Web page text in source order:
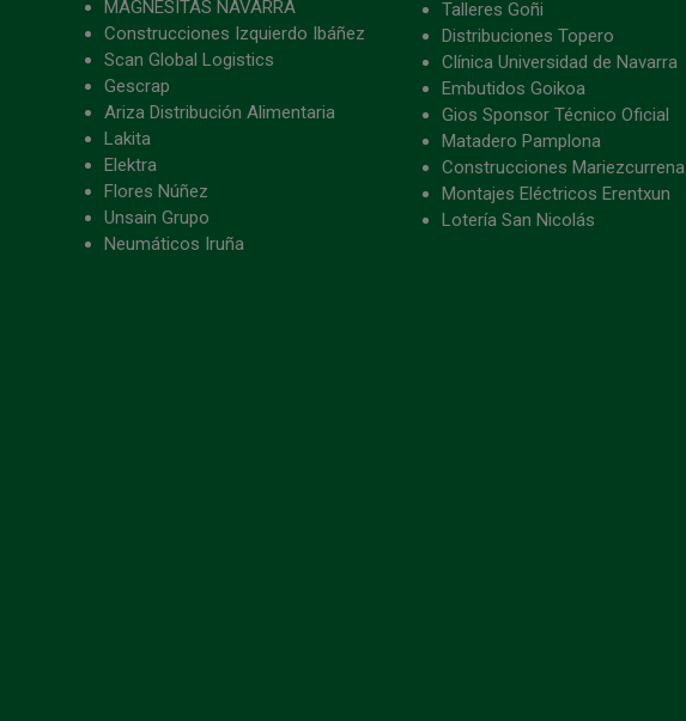
MAGNESITAS NAVARRA
Construcciones Izquierdo Ibáñez
Scan Global Logistics
Gescrap
Ariza Distribución Alimentaria
Lakita
Elektra
Flores Núñez
Unsain Grupo
Neumáticos Iruña
Talleres Goñi
Distribuciones Topero
Clínica Universidad de Navarra
Embutidos Goikoa
Gios Sponsor Técnico Oficial
Matadero Pamplona
Construcciones Mariezcurrena
Montajes Eléctricos Erentxun
Lotería San Nicolás